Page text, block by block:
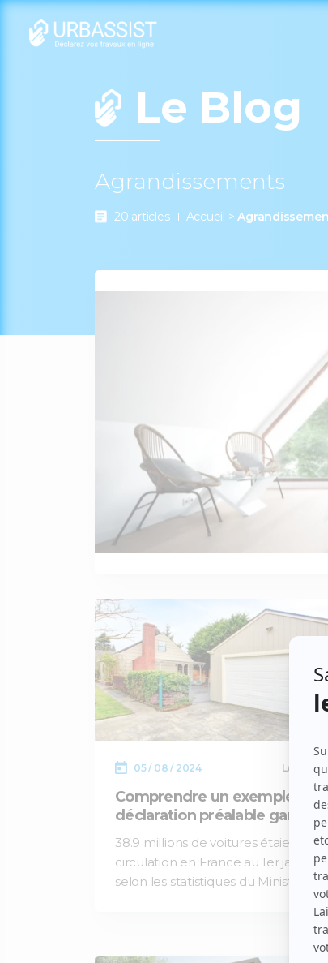
Le Blog
Agrandissements
20 articles Accueil >
05 / 08 / 2024 Lecture :
Comprendre un exemple de
déclaration préalable garage
38.9 millions de voitures étaient en
circulation en France au 1er janvier
selon les statistiques du Ministère